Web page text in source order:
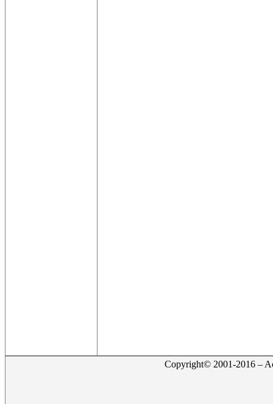
Copyright© 2001-2016 –